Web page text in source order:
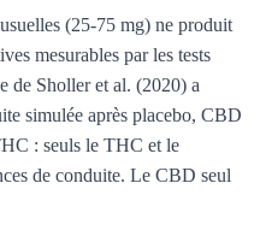
(25-75 mg) ne produit
mesurables par les tests
de Sholler et al. (2020) a
simulée après placebo, CBD
: seuls le THC et le
de conduite. Le CBD seul